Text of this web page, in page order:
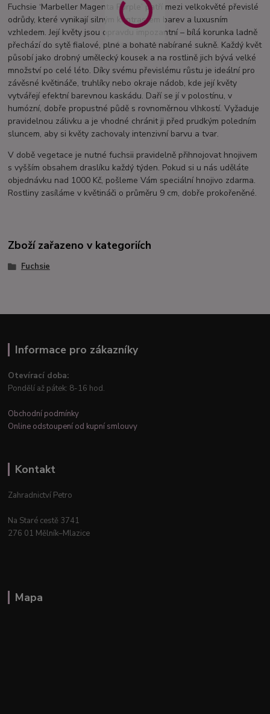
Fuchsie ‘Marbeller Magenta Purple’ patří mezi velkokvěté převislé
odrůdy, které vynikají silným kontrastem barev a luxusním
vzhledem. Její květy jsou opravdu impozantní – bílá korunka ladně
přechází do sytě fialové, plné a bohatě nabírané sukně. Každý květ
působí jako drobný umělecký kousek a na rostlině jich bývá velké
množství po celé léto. Díky svému převislému růstu je ideální pro
závěsné květináče, truhlíky nebo okraje nádob, kde její květy
vytvářejí efektní barevnou kaskádu. Daří se jí v polostínu, v
humózní, dobře propustné půdě s rovnoměrnou vlhkostí. Vyžaduje
pravidelnou zálivku a je vhodné chránit ji před prudkým poledním
sluncem, aby si květy zachovaly intenzivní barvu a tvar.
V době vegetace je nutné fuchsii pravidelně přihnojovat hnojivem
s vyšším obsahem draslíku každý týden. Pokud si u nás uděláte
objednávku nad 1000 Kč, pošleme Vám speciální hnojivo zdarma.
Rostliny zasíláme v květináči o průměru 9 cm, dobře prokořeněné.
Zboží zařazeno v kategoriích
Fuchsie
Informace pro zákazníky
Otevírací doba:
Pondělí až pátek: 8-16 hod.
Obchodní podmínky
Online odstoupení od kupní smlouvy
Kontakt
Zahradnictví Petro
Na Staré cestě 3741
276 01 Mělník–Mlazice
Mapa